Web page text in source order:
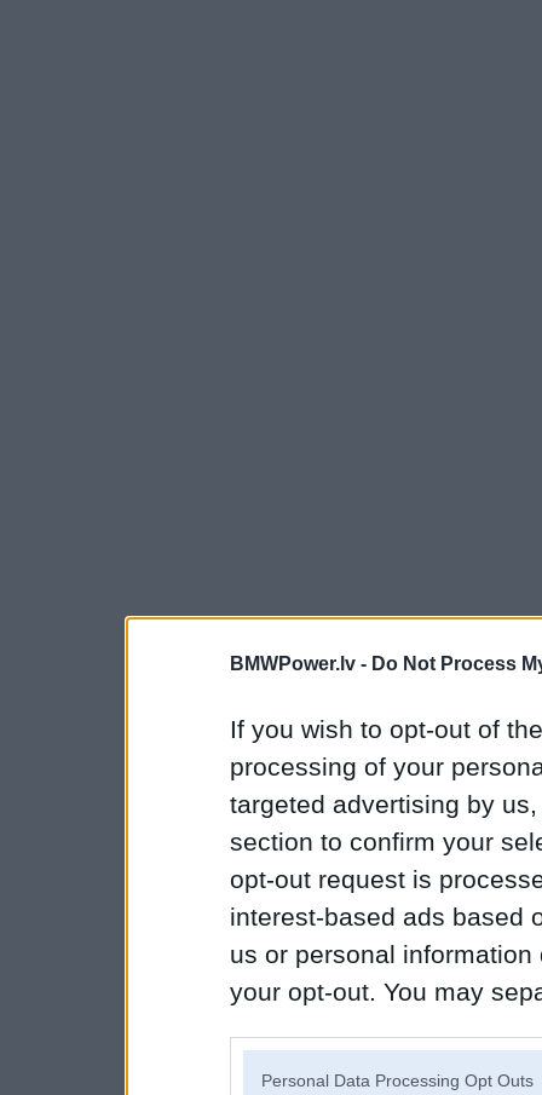
BMWPower.lv - Do Not Process
If you wish to opt-out of
processing of your
targeted advertising by
section to confirm your
opt-out request is
interest-based ads based
us or personal
your opt-out. You may
Personal Data Processing Opt Outs